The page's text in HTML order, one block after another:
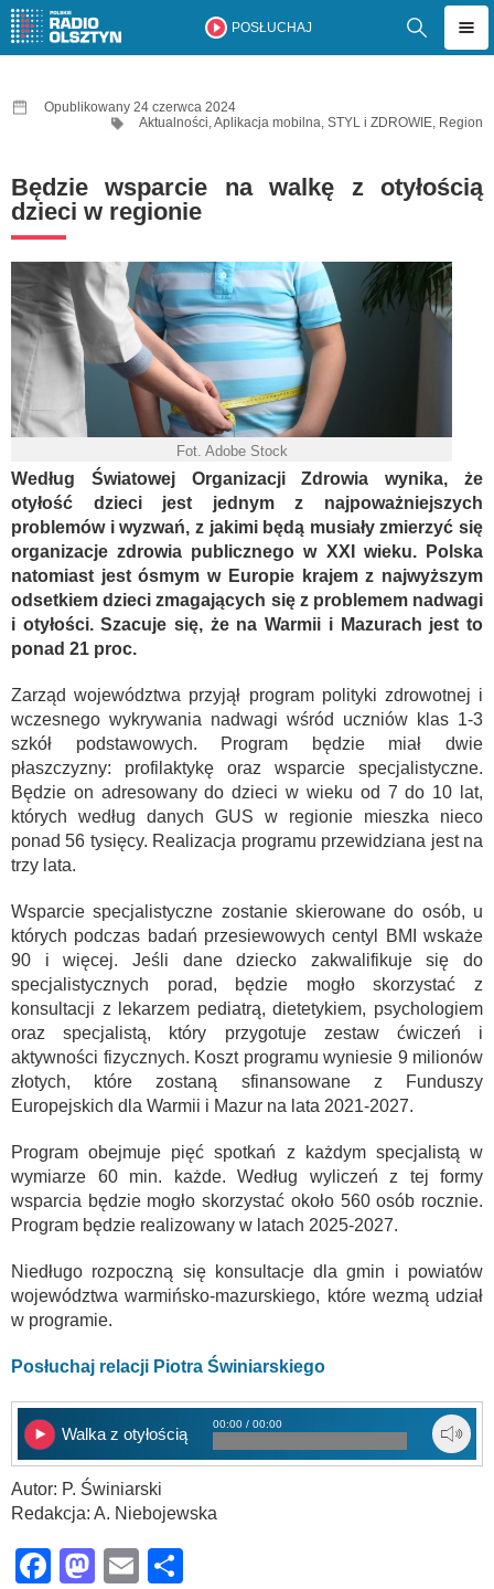
POSŁUCHAJ
Opublikowany 24 czerwca 2024
Aktualności,Aplikacja mobilna, STYL i ZDROWIE, Region
Będzie wsparcie na walkę z otyłością
dzieci w regionie
Fot. Adobe Stock
Według Światowej Organizacji Zdrowia wynika, że
otyłość dzieci jest jednym z najpoważniejszych
problemów i wyzwań, z jakimi będą musiały zmierzyć się
organizacje zdrowia publicznego w XXI wieku. Polska
natomiast jest ósmym w Europie krajem z najwyższym
odsetkiem dzieci zmagających się z problemem nadwagi
i otyłości. Szacuje się, że na Warmii i Mazurach jest to
ponad 21 proc.
Zarząd województwa przyjął program polityki zdrowotnej i
wczesnego wykrywania nadwagi wśród uczniów klas 1-3
szkół podstawowych. Program będzie miał dwie
płaszczyzny: profilaktykę oraz wsparcie specjalistyczne.
Będzie on adresowany do dzieci w wieku od 7 do 10 lat,
których według danych GUS w regionie mieszka nieco
ponad 56 tysięcy. Realizacja programu przewidziana jest na
trzy lata.
Wsparcie specjalistyczne zostanie skierowane do osób, u
których podczas badań przesiewowych centyl BMI wskaże
90 i więcej. Jeśli dane dziecko zakwalifikuje się do
specjalistycznych porad, będzie mogło skorzystać z
konsultacji z lekarzem pediatrą, dietetykiem, psychologiem
oraz specjalistą, który przygotuje zestaw ćwiczeń i
aktywności fizycznych. Koszt programu wyniesie 9 milionów
złotych, które zostaną sfinansowane z Funduszy
Europejskich dla Warmii i Mazur na lata 2021-2027.
Program obejmuje pięć spotkań z każdym specjalistą w
wymiarze 60 min. każde. Według wyliczeń z tej formy
wsparcia będzie mogło skorzystać około 560 osób rocznie.
Program będzie realizowany w latach 2025-2027.
Niedługo rozpoczną się konsultacje dla gmin i powiatów
województwa warmińsko-mazurskiego, które wezmą udział
w programie.
Posłuchaj relacji Piotra Świniarskiego
Walka z otyłością
00:00 / 00:00
Autor: P. Świniarski
Redakcja: A. Niebojewska
Facebook
Mastodon
Email